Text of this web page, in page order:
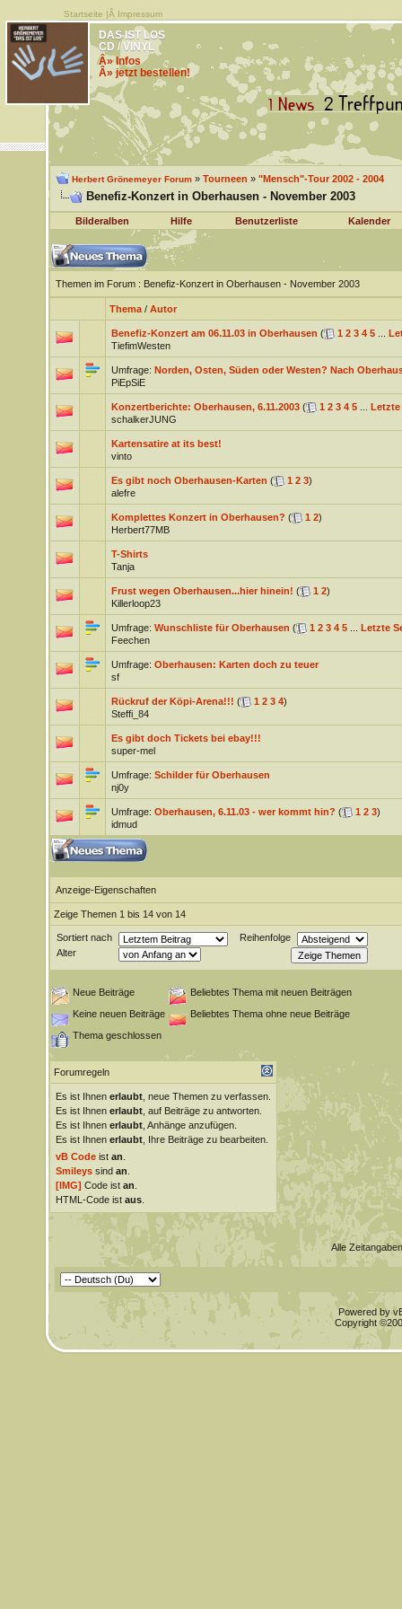
Startseite |Â Impressum
DAS IST LOS
CD / VINYL
Â» Infos
Â» jetzt bestellen!
Herbert Grönemeyer Forum» Tourneen » "Mensch"-Tour 2002 - 2004
Benefiz-Konzert in Oberhausen - November 2003
Bilderalben Hilfe Benutzerliste Kalender
Themen im Forum: Benefiz-Konzert in Oberhausen - November 2003
Thema/ Autor
Benefiz-Konzert am 06.11.03 in Oberhausen ( 1 2 3 4 5...
TiefimWesten
Umfrage: Norden, Osten, Süden oder Westen? Nach
PiEpSiE
Konzertberichte: Oberhausen, 6.11.2003 ( 1 2 3 4 5... Letzte
schalkerJUNG
Kartensatire at its best!
vinto
Es gibt noch Oberhausen-Karten ( 1 2 3)
alefre
Komplettes Konzert in Oberhausen? ( 1 2)
Herbert77MB
T-Shirts
Tanja
Frust wegen Oberhausen...hier hinein! ( 1 2)
Killerloop23
Umfrage: Wunschliste für Oberhausen ( 1 2 3 4 5... Letzte
Feechen
Umfrage: Oberhausen: Karten doch zu teuer
sf
Rückruf der Köpi-Arena!!! ( 1 2 3 4)
Steffi_84
Es gibt doch Tickets bei ebay!!!
super-mel
Umfrage: Schilder für Oberhausen
nj0y
Umfrage: Oberhausen, 6.11.03 - wer kommt hin? ( 1 2 3)
idmud
Anzeige-Eigenschaften
Zeige Themen 1 bis 14 von 14
Sortiert nach
Reihenfolge
Alter
Neue Beiträge
Beliebtes Thema mit neuen Beiträgen
Keine neuen Beiträge
Beliebtes Thema ohne neue Beiträge
Thema geschlossen
Forumregeln
Es ist Ihnen erlaubt, neue Themen zu verfassen.
Es ist Ihnen erlaubt, auf Beiträge zu antworten.
Es ist Ihnen erlaubt, Anhänge anzufügen.
Es ist Ihnen erlaubt, Ihre Beiträge zu bearbeiten.
vB Codeist an
Smileyssind an
[IMG] Code ist an
HTML-Code ist aus.
Alle
Powered by
Copyright